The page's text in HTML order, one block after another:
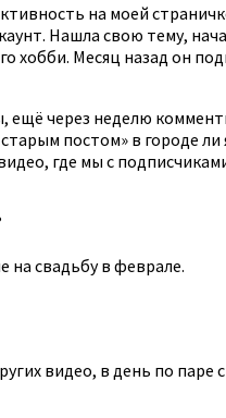
на моей
Нашла свою тему,
хобби. Месяц назад он
ещё через неделю
постом» в городе
где мы с
на свадьбу в феврале.
видео, в день по паре